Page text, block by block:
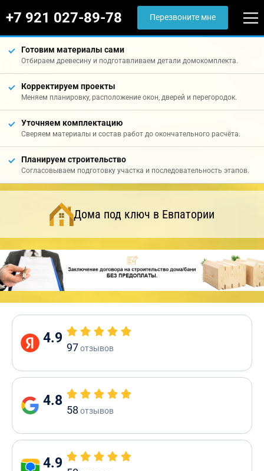
+7 921 027-89-78 Перезвоните мне
Готовим материалы сами
Отбираем древесину и подготавливаем детали домокомплекта.
Корректируем проекты
Меняем планировку, расположение окон, дверей и перегородок.
Уточняем комплектацию
Сверяем материалы и состав работ до окончательного расчёта.
Планируем строительство
Согласовываем подготовку участка и последовательность этапов.
Дома под ключ в Евпатории
4.9
97отзывов
4.8
58 отзывов
4.9